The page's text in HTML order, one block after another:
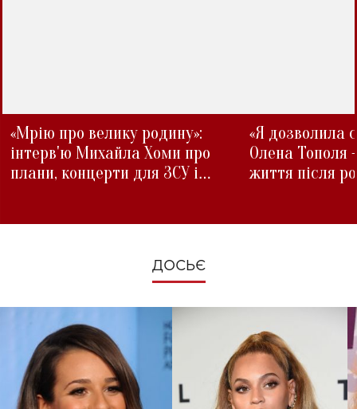
«Мрію про велику родину»:
інтерв'ю Михайла Хоми про
плани, концерти для ЗСУ і
«Я дозволила
Олена Тополя
життя після
ДОСЬЄ